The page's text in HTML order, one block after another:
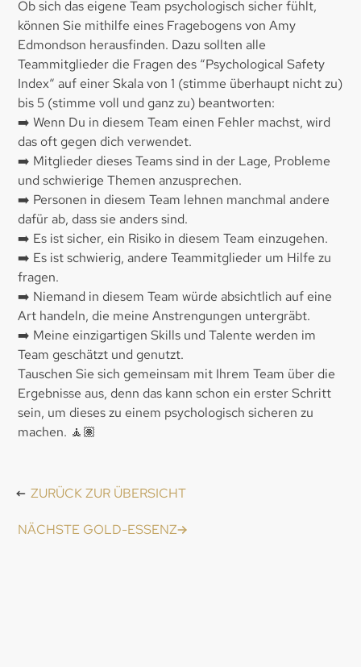
Ob sich das eigene Team psychologisch sicher fühlt,
können Sie mithilfe eines Fragebogens von Amy
Edmondson herausfinden. Dazu sollten alle
Teammitglieder die Fragen des “Psychological Safety
Index“ auf einer Skala von 1 (stimme überhaupt nicht zu)
bis 5 (stimme voll und ganz zu) beantworten:
➡️ Wenn Du in diesem Team einen Fehler machst, wird
das oft gegen dich verwendet.
➡️ Mitglieder dieses Teams sind in der Lage, Probleme
und schwierige Themen anzusprechen.
➡️ Personen in diesem Team lehnen manchmal andere
dafür ab, dass sie anders sind.
➡️ Es ist sicher, ein Risiko in diesem Team einzugehen.
➡️ Es ist schwierig, andere Teammitglieder um Hilfe zu
fragen.
➡️ Niemand in diesem Team würde absichtlich auf eine
Art handeln, die meine Anstrengungen untergräbt.
➡️ Meine einzigartigen Skills und Talente werden im
Team geschätzt und genutzt.
Tauschen Sie sich gemeinsam mit Ihrem Team über die
Ergebnisse aus, denn das kann schon ein erster Schritt
sein, um dieses zu einem psychologisch sicheren zu
machen. 🧘🏽
ZURÜCK ZUR ÜBERSICHT
NÄCHSTE GOLD-ESSENZ